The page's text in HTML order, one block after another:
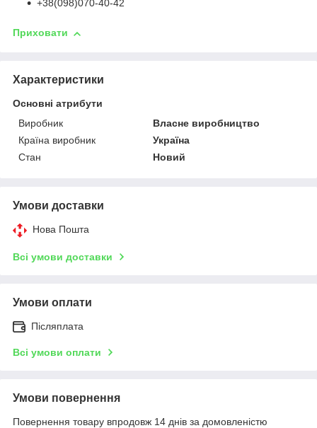
+38(098)070-40-42
Приховати
Характеристики
Основні атрибути
Виробник
Власне виробництво
Країна виробник
Україна
Стан
Новий
Умови доставки
Нова Пошта
Всі умови доставки
Умови оплати
Післяплата
Всі умови оплати
Умови повернення
Повернення товару впродовж 14 днів за домовленістю